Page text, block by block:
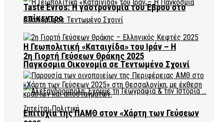
Η Γεωπολιτική «Καταιγίδα» του Ιράν – Η
Παγκόσμια Οικονομία σε Τεντωμένο Σχοινί
Taste Evros: Η γαστρονομία του Έβρου στο
επίκεντρο
2η Γιορτή Γεύσεων Θράκης 2025
Επιτυχία της ΠΑΜΘ στον «Χάρτη των Γεύσεων